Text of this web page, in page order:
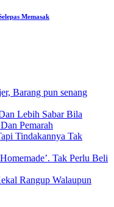
Memasak
Barang pun senang
Lebih Sabar Bila
Pemarah
Tindakannya Tak
Tak Perlu Beli
Rangup Walaupun